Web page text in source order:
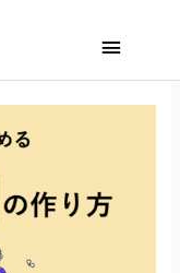
メ
イ
ニ